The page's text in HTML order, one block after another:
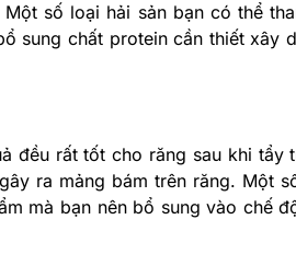
số loại hải sản bạn có thể
sung chất protein cần thiết xây
đều rất tốt cho răng sau khi tẩy
ra mảng bám trên răng. Một
mà bạn nên bổ sung vào chế